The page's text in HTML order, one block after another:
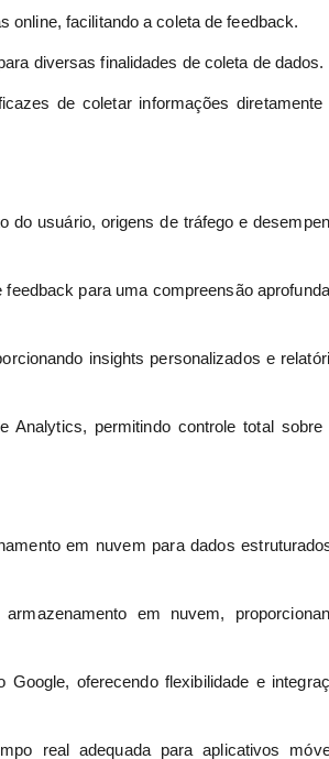
online, facilitando a coleta de feedback.
diversas finalidades de coleta de dados.
de coletar informações diretamente
do usuário, origens de tráfego e
para uma compreensão
insights personalizados e
Analytics, permitindo controle total sobre
em nuvem para dados
em nuvem,
oferecendo flexibilidade e
real adequada para aplicativos